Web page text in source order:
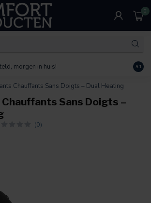
0
morgen in huis! 9.1
Chauffants Sans Doigts – Dual Heating
Sans Doigts –
(0)